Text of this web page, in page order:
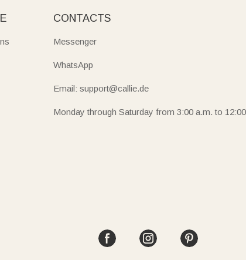
CONTACTS
Messenger
WhatsApp
Email: support@callie.de
Monday through Saturday from 3:00 a.m. to